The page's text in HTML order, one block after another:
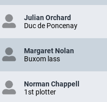
Julian Orchard
Duc de Poncenay
Margaret Nolan
Buxom lass
Norman Chappell
1st plotter